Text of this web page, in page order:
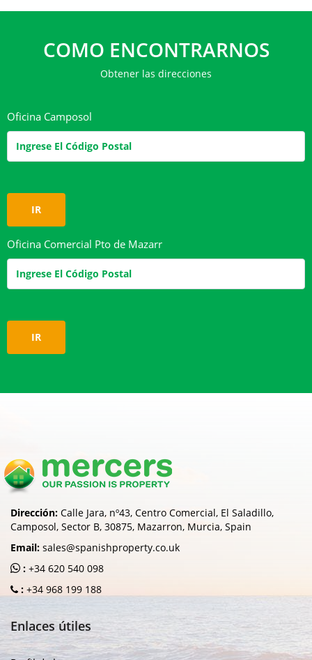
COMO ENCONTRARNOS
Obtener las direcciones
Oficina Camposol
IR
Oficina Comercial Pto de Mazarr
IR
Dirección: Calle Jara, nº43, Centro Comercial, El Saladillo,
Camposol, Sector B, 30875, Mazarron, Murcia, Spain
Email: sales@spanishproperty.co.uk
: +34 620 540 098
: +34 968 199 188
Enlaces útiles